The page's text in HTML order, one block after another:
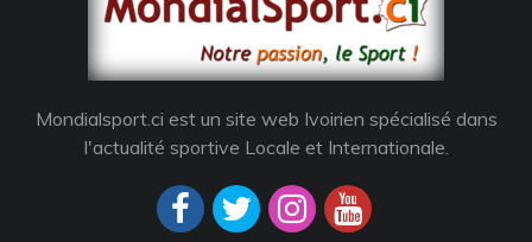
Mondialsport.ci est un site web Ivoirien spécialisé dans
l'actualité sportive Locale et Internationale.